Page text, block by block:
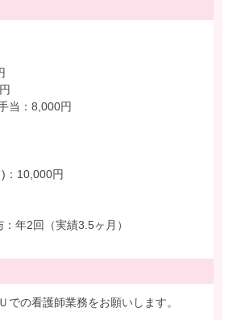
当：8,000円
：10,000円
年2回（実績3.5ヶ月）
での看護師業務をお願いします。